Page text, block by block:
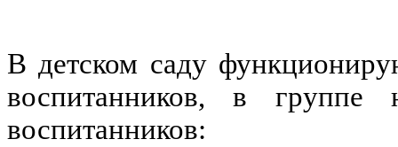
В детском саду
воспитанников, в
воспитанников: